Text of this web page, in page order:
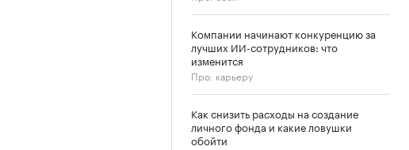
Компании начинают конкуренцию за
лучших ИИ-сотрудников: что
изменится
Про: карьеру
Как снизить расходы на создание
личного фонда и какие ловушки
обойти